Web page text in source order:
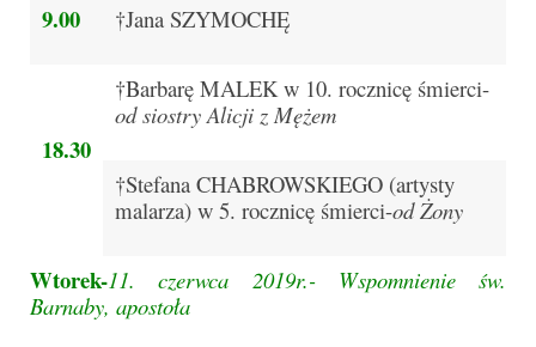
Katecheza parafialna
Kaplica Adoracji
e-Katolik
9.00 †Jana SZYMOCHĘ
18.30
†Barbarę MALEK w 10. rocznicę śmierci-
od siostry Alicji z Mężem
†Stefana CHABROWSKIEGO (artysty
malarza) w 5. rocznicę śmierci-od Żony
Wtorek-11. czerwca 2019r.-
Wspomnienie św.
Barnaby, apostoła